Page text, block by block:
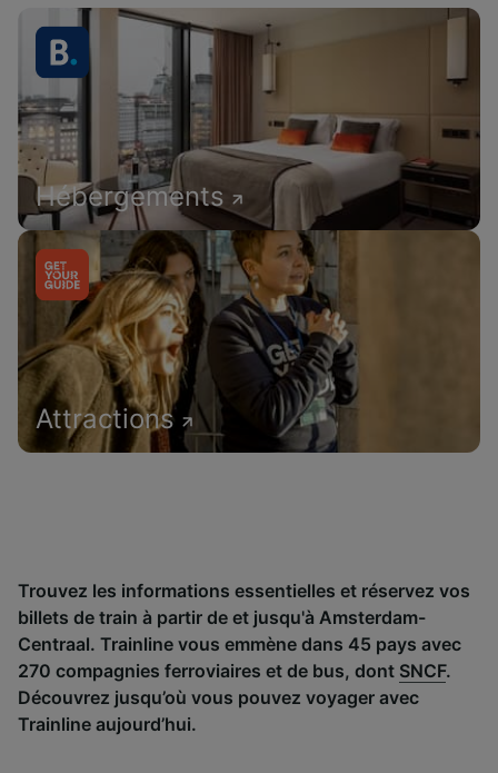
Hébergements
Attractions
Trouvez les informations essentielles et réservez vos
billets de train à partir de et jusqu'à Amsterdam-
Centraal. Trainline vous emmène dans 45 pays avec
270 compagnies ferroviaires et de bus, dont SNCF.
Découvrez jusqu’où vous pouvez voyager avec
Trainline aujourd’hui.